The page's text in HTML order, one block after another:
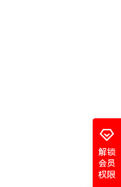
解锁
会员
权限